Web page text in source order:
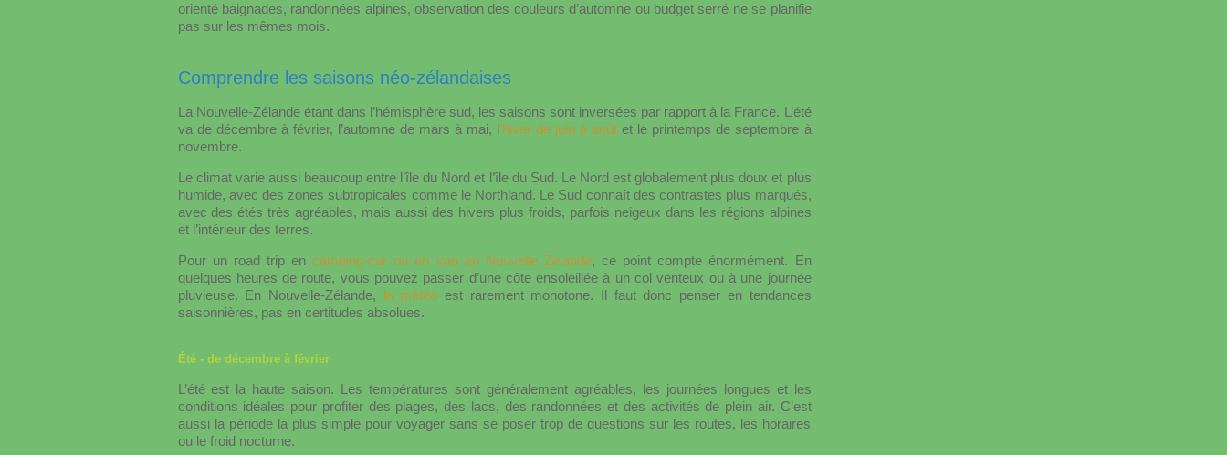
orienté baignades, randonnées alpines, observation des couleurs d’automne ou budget serré ne se planifie
pas sur les mêmes mois.
Comprendre les saisons néo-zélandaises
La Nouvelle-Zélande étant dans l’hémisphère sud, les saisons sont inversées par rapport à la France. L’été
va de décembre à février, l’automne de mars à mai, l’hiver de juin à août et le printemps de septembre à
novembre.
Le climat varie aussi beaucoup entre l’île du Nord et l’île du Sud. Le Nord est globalement plus doux et plus
humide, avec des zones subtropicales comme le Northland. Le Sud connaît des contrastes plus marqués,
avec des étés très agréables, mais aussi des hivers plus froids, parfois neigeux dans les régions alpines
et l’intérieur des terres.
Pour un road trip encamping-car ou en van en Nouvelle Zelande, ce point compte énormément. En
quelques heures de route, vous pouvez passer d’une côte ensoleillée à un col venteux ou à une journée
pluvieuse. En Nouvelle-Zélande, la météo est rarement monotone. Il faut donc penser en tendances
saisonnières, pas en certitudes absolues.
Été - de décembre à février
L’été est la haute saison. Les températures sont généralement agréables, les journées longues et les
conditions idéales pour profiter des plages, des lacs, des randonnées et des activités de plein air. C’est
aussi la période la plus simple pour voyager sans se poser trop de questions sur les routes, les horaires
ou le froid nocturne.